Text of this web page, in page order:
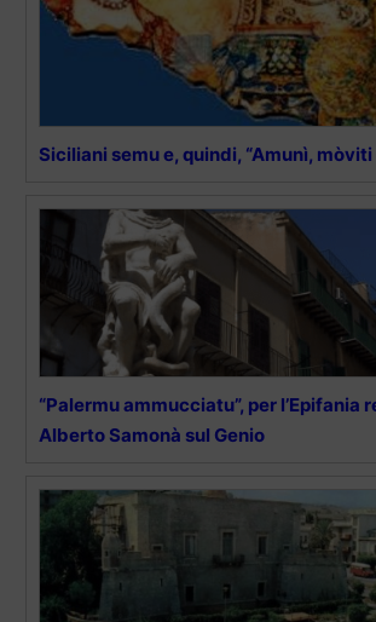
Siciliani semu e, quindi, “Amunì,
“Palermu ammucciatu”, per l’Epifania
Alberto Samonà sul Genio